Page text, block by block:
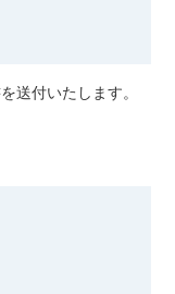
送付いたします。